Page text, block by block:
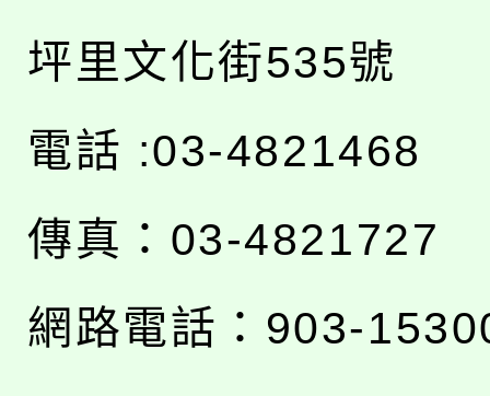
坪里文化街535號
電話 :03-4821468
傳真：03-4821727
網路電話：903-